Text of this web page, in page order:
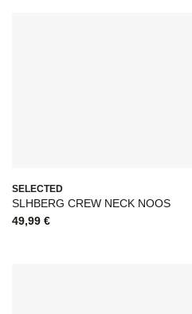
SELECTED
SLHBERG CREW NECK NOOS
49,99 €